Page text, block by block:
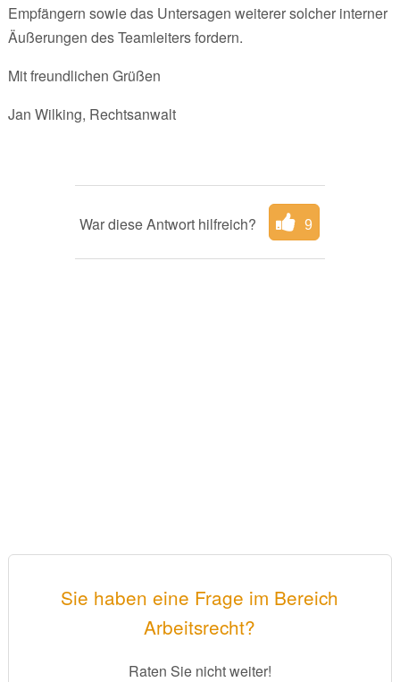
Empfängern sowie das Untersagen weiterer solcher interner
Äußerungen des Teamleiters fordern.
Mit freundlichen Grüßen
Jan Wilking, Rechtsanwalt
War diese Antwort hilfreich? 9
Sie haben eine Frage im Bereich
Arbeitsrecht?
Raten Sie nicht weiter!